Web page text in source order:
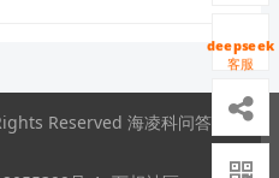
Reserved 海凌科问答平台
deepseek
客服